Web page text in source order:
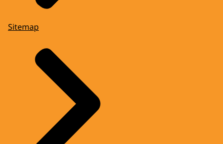
Sitemap